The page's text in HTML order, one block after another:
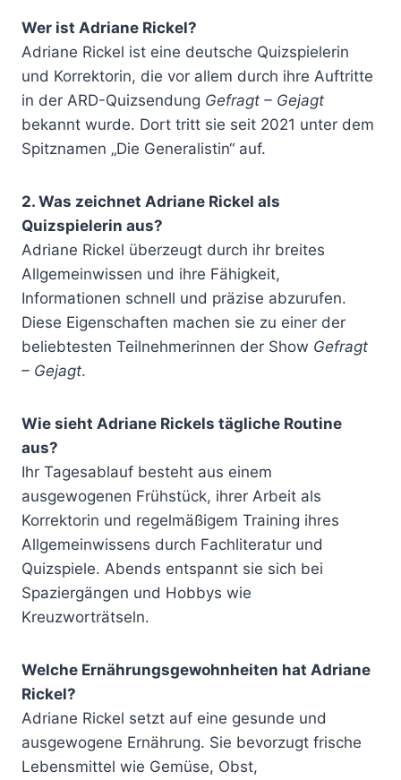
Wer ist Adriane Rickel?
Adriane Rickel ist eine deutsche Quizspielerin
und Korrektorin, die vor allem durch ihre Auftritte
in der ARD-Quizsendung Gefragt – Gejagt
bekannt wurde. Dort tritt sie seit 2021 unter dem
Spitznamen „Die Generalistin“ auf.
2. Was zeichnet Adriane Rickel als
Quizspielerin aus?
Adriane Rickel überzeugt durch ihr breites
Allgemeinwissen und ihre Fähigkeit,
Informationen schnell und präzise abzurufen.
Diese Eigenschaften machen sie zu einer der
beliebtesten Teilnehmerinnen der Show Gefragt
– Gejagt.
Wie sieht Adriane Rickels tägliche Routine
aus?
Ihr Tagesablauf besteht aus einem
ausgewogenen Frühstück, ihrer Arbeit als
Korrektorin und regelmäßigem Training ihres
Allgemeinwissens durch Fachliteratur und
Quizspiele. Abends entspannt sie sich bei
Spaziergängen und Hobbys wie
Kreuzworträtseln.
Welche Ernährungsgewohnheiten hat Adriane
Rickel?
Adriane Rickel setzt auf eine gesunde und
ausgewogene Ernährung. Sie bevorzugt frische
Lebensmittel wie Gemüse, Obst,